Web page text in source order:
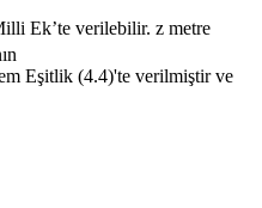
Ek’te verilebilir. z metre
Eşitlik (4.4)'te verilmiştir ve